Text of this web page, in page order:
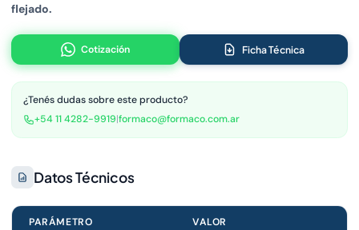
flejado.
Cotización Ficha Técnica
¿Tenés dudas sobre este producto?
+54 11 4282-9919|formaco@formaco.com.ar
Datos Técnicos
PARÁMETRO VALOR